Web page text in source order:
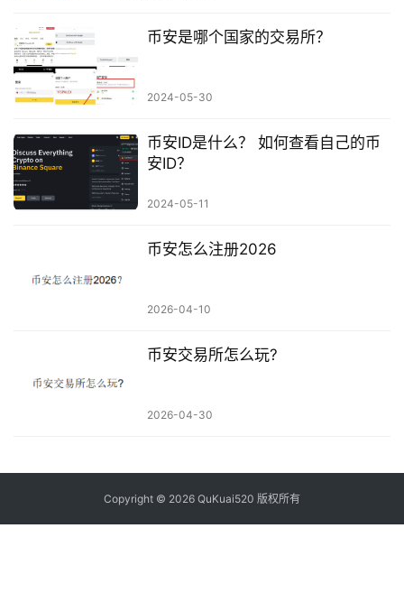
币安是哪个国家的交易所？
2024-05-30
币安ID是什么？ 如何查看自己的币
安ID？
2024-05-11
币安怎么注册2026
2026-04-10
币安交易所怎么玩?
2026-04-30
Copyright © 2026 QuKuai520 版权所有